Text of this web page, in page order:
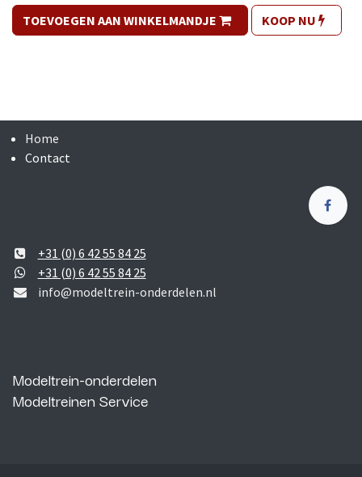
TOEVOEGEN AAN WINKELMANDJE KOOP NU
Home
Contact
+31 (0) 6 42 55 84 25
+31 (0) 6 42 55 84 25
info@modeltrein-onderdelen.nl
Modeltrein-onderdelen
Modeltreinen Service